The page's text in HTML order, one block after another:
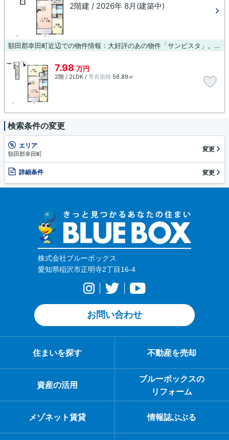
2階建 / 2026年 8月(建築中)
額田郡幸田町近辺での物件情報：大好評のあの物件「サンビスタ」。今引っ越しをお考えの方におすすめなのが、こちらのアパートです。周辺環境にこだわる方にご紹介したいのが額田郡幸田町エリアです。当社では、特に相見周辺の物件情報も取り揃えておりますので、お気軽にお問い合わせ下さい。
7.98 万円
2階 / 2LDK / 専有面積 56.89㎡
検索条件の変更
エリア
額田郡幸田町
変更
詳細条件 変更
株式会社ブルーボックス
愛知県稲沢市正明寺2丁目16-4
お問い合わせ
住まいを探す 不動産を売却
資産の活用
ブルーボックスの
リフォーム
メゾネット賃貸 情報誌ぶぶる